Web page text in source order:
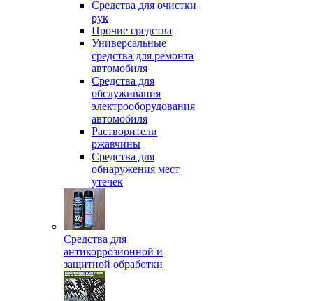
Средства для очистки
рук
Прочие средства
Универсальные
средства для ремонта
автомобиля
Средства для
обслуживания
электрооборудования
автомобиля
Растворители
ржавчины
Средства для
обнаружения мест
утечек
Средства для
антикоррозионной и
защитной обработки